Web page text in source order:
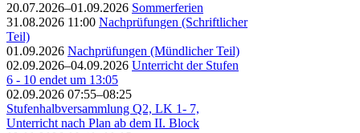
20.07.2026–01.09.2026 Sommerferien
31.08.2026 11:00 Nachprüfungen (Schriftlicher
Teil)
01.09.2026 Nachprüfungen (Mündlicher Teil)
02.09.2026–04.09.2026 Unterricht der Stufen
6 - 10 endet um 13:05
02.09.2026 07:55–08:25
Stufenhalbversammlung Q2, LK 1- 7,
Unterricht nach Plan ab dem II. Block